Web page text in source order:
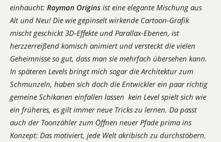
einhaucht: Rayman Origins ist eine elegante Mischung aus
Alt und Neu! Die wie gepinselt wirkende Cartoon-Grafik
mischt geschickt 3D-Effekte und Parallax-Ebenen, ist
herzzerreißend komisch animiert und versteckt die vielen
Geheimnisse so gut, dass man sie mehrfach übersehen kann.
In späteren Levels bringt mich sogar die Architektur zum
Schmunzeln, haben sich doch die Entwickler ein paar richtig
gemeine Schikanen einfallen lassen  kein Level spielt sich wie
ein früheres, es gilt immer neue Tricks zu lernen. Da passt
auch der Toonzähler zum Öffnen neuer Pfade prima ins
Konzept: Das motiviert, jede Welt akribisch zu durchstöbern.